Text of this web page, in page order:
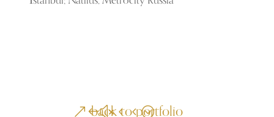
back to portfolio